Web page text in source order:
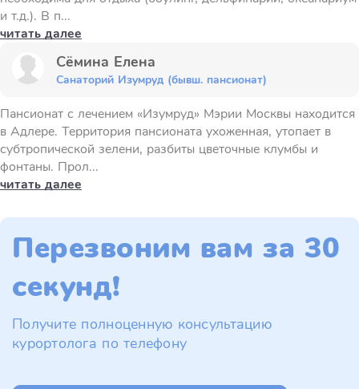
и т.д.). В п...
читать далее
Сёмина Елена
Санаторий Изумруд (бывш. пансионат)
Пансионат с лечением «Изумруд» Мэрии Москвы находится
в Адлере. Территория пансионата ухоженная, утопает в
субтропической зелени, разбиты цветочные клумбы и
фонтаны. Прол...
читать далее
Перезвоним вам за 30
секунд!
Получите полноценную консультацию
курортолога по телефону